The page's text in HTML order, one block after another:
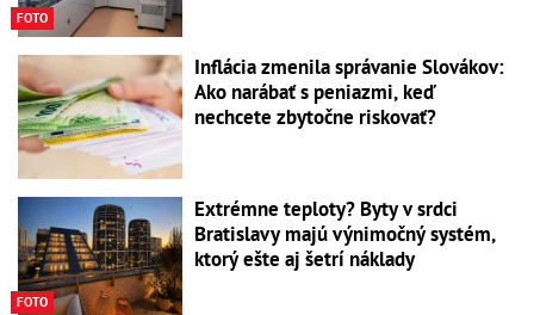
FOTO
Inflácia zmenila správanie Slovákov:
Ako narábať s peniazmi, keď
nechcete zbytočne riskovať?
FOTO
Extrémne teploty? Byty v srdci
Bratislavy majú výnimočný systém,
ktorý ešte aj šetrí náklady